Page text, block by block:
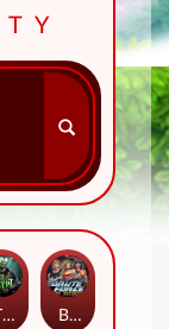
The Crypt Brute Force: Alien Onslaught